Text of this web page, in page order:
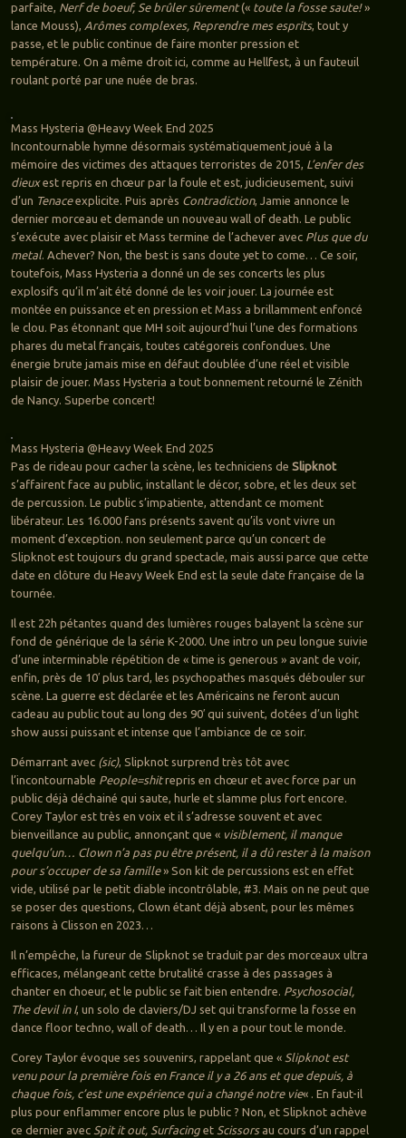
parfaite, Nerf de boeuf, Se brûler sûrement(« toute la fosse saute!»
lance Mouss), Arômes complexes, Reprendre mes esprits, tout y
passe, et le public continue de faire monter pression et
température. On a même droit ici, comme au Hellfest, à un fauteuil
roulant porté par une nuée de bras.
Mass Hysteria @Heavy Week End 2025
Incontournable hymne désormais systématiquement joué à la
mémoire des victimes des attaques terroristes de 2015, L’enfer des
dieuxest repris en chœur par la foule et est, judicieusement, suivi
d’un Tenaceexplicite. Puis après Contradiction, Jamie annonce le
dernier morceau et demande un nouveau wall of death. Le public
s’exécute avec plaisir et Mass termine de l’achever avec Plus que du
metal. Achever? Non, the best is sans doute yet to come… Ce soir,
toutefois, Mass Hysteria a donné un de ses concerts les plus
explosifs qu’il m’ait été donné de les voir jouer. La journée est
montée en puissance et en pression et Mass a brillamment enfoncé
le clou. Pas étonnant que MH soit aujourd’hui l’une des formations
phares du metal français, toutes catégoreis confondues. Une
énergie brute jamais mise en défaut doublée d’une réel et visible
plaisir de jouer. Mass Hysteria a tout bonnement retourné le Zénith
de Nancy. Superbe concert!
Mass Hysteria @Heavy Week End 2025
Pas de rideau pour cacher la scène, les techniciens de Slipknot
s’affairent face au public, installant le décor, sobre, et les deux set
de percussion. Le public s’impatiente, attendant ce moment
libérateur. Les 16.000 fans présents savent qu’ils vont vivre un
moment d’exception. non seulement parce qu’un concert de
Slipknot est toujours du grand spectacle, mais aussi parce que cette
date en clôture du Heavy Week End est la seule date française de la
tournée.
Il est 22h pétantes quand des lumières rouges balayent la scène sur
fond de générique de la série K-2000. Une intro un peu longue suivie
d’une interminable répétition de « time is generous » avant de voir,
enfin, près de 10′ plus tard, les psychopathes masqués débouler sur
scène. La guerre est déclarée et les Américains ne feront aucun
cadeau au public tout au long des 90′ qui suivent, dotées d’un light
show aussi puissant et intense que l’ambiance de ce soir.
Démarrant avec (sic), Slipknot surprend très tôt avec
l’incontournable People=shitrepris en chœur et avec force par un
public déjà déchainé qui saute, hurle et slamme plus fort encore.
Corey Taylor est très en voix et il s’adresse souvent et avec
bienveillance au public, annonçant que « visiblement, il manque
quelqu’un… Clown n’a pas pu être présent, il a dû rester à la maison
pour s’occuper de sa famille» Son kit de percussions est en effet
vide, utilisé par le petit diable incontrôlable, #3. Mais on ne peut que
se poser des questions, Clown étant déjà absent, pour les mêmes
raisons à Clisson en 2023…
Il n’empêche, la fureur de Slipknot se traduit par des morceaux ultra
efficaces, mélangeant cette brutalité crasse à des passages à
chanter en choeur, et le public se fait bien entendre. Psychosocial,
The devil in I, un solo de claviers/DJ set qui transforme la fosse en
dance floor techno, wall of death… Il y en a pour tout le monde.
Corey Taylor évoque ses souvenirs, rappelant que « Slipknot est
venu pour la première fois en France il y a 26 ans et que depuis, à
chaque fois, c’est une expérience qui a changé notre vie« . En faut-il
plus pour enflammer encore plus le public ? Non, et Slipknot achève
ce dernier avec Spit it out, Surfacing et Scissors au cours d’un rappel